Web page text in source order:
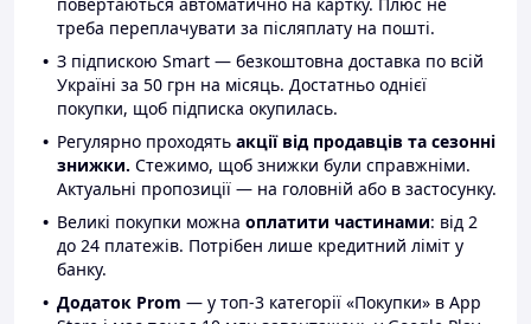
треба переплачувати за післяплату на пошті.
З підпискою Smart — безкоштовна доставка по всій
Україні за 50 грн на місяць. Достатньо однієї
покупки, щоб підписка окупилась.
Регулярно проходять акції від продавців та сезонні
знижки. Стежимо, щоб знижки були справжніми.
Актуальні пропозиції — на головній або в застосунку.
Великі покупки можна оплатити частинами: від 2
до 24 платежів. Потрібен лише кредитний ліміт у
банку.
Додаток Prom — у топ-3 категорії «Покупки» в App